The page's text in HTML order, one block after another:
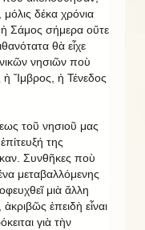
δέκα χρόνια
ἡ Σάμος σήμερα οὔτε
θὰ εἶχε
νησιῶν ποὺ
ἡ Ἴμβρος, ἡ Τένεδος
τοῦ νησιοῦ μας
της
Συνθῆκες ποὺ
μεταβαλλόμενης
μιὰ ἄλλη
ἐπειδὴ εἶναι
γιὰ τὴν